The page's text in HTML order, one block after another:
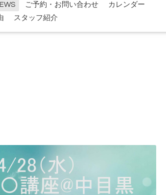
ご予約・お問い合わせ
カレンダー
スタッフ紹介